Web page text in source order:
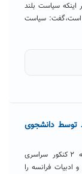
اینکه سیاست بلند
است،گفت: سیاست
ارشد توسط دانشجوی
دانشجوی دانشگاه حکیم سبزواری رتبه ۲ کنکور سراسری
ی زبان و ادبیات فرانسه را